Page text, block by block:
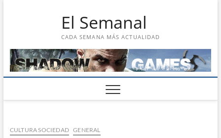
El Semanal
CADA SEMANA MÁS ACTUALIDAD
CULTURA SOCIEDAD GENERAL